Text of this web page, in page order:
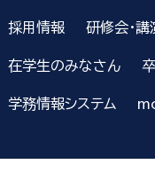
採用情報 研修会・講
在学生のみなさん
学務情報システム